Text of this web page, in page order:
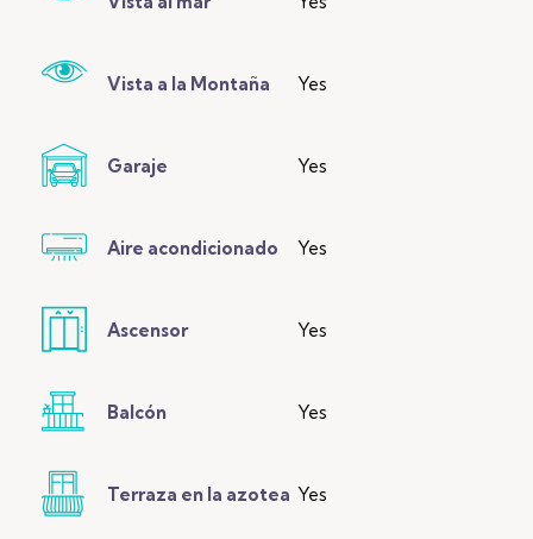
Vista a la Montaña Yes
Garaje Yes
Aire acondicionado Yes
Ascensor Yes
Balcón Yes
Terraza en la azotea Yes